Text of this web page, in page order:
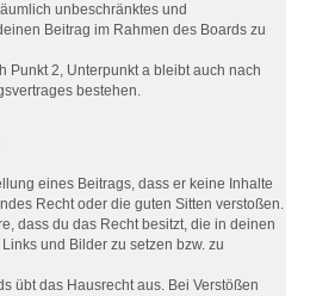
unbeschränktes und
Beitrag im Rahmen des Boards zu
Punkt 2, Unterpunkt a bleibt auch nach
bestehen.
eines Beitrags, dass er keine Inhalte
Recht oder die guten Sitten verstoßen.
dass du das Recht besitzt, die in deinen
und Bilder zu setzen bzw. zu
übt das Hausrecht aus. Bei Verstößen